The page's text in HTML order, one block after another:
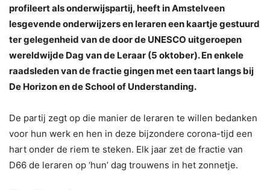
profileert als onderwijspartij, heeft in Amstelveen
lesgevende onderwijzers en leraren een kaartje gestuurd
ter gelegenheid van de door de UNESCO uitgeroepen
wereldwijde Dag van de Leraar (5 oktober). En enkele
raadsleden van de fractie gingen met een taart langs bij
De Horizon en de School of Understanding.
De partij zegt op die manier de leraren te willen bedanken
voor hun werk en hen in deze bijzondere corona-tijd een
hart onder de riem te steken. Elk jaar zet de fractie van
D66 de leraren op ‘hun’ dag trouwens in het zonnetje.